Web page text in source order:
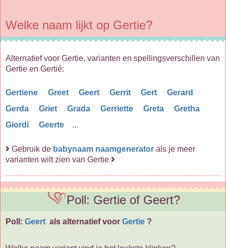
Welke naam lijkt op Gertie?
Alternatief voor Gertie, varianten en spellingsverschillen van
Gertie en Gertié:
Gertiene Greet Geert Gerrit Gert
Gerard
Gerda
Griet Grada Gerriette Greta
Gretha
Giordi
Geerte ...
Gebruik de babynaam naamgenerator als je meer
varianten wilt zien van Gertie
Poll: Gertie of Geert?
Poll: Geert als alternatief voor Gertie ?